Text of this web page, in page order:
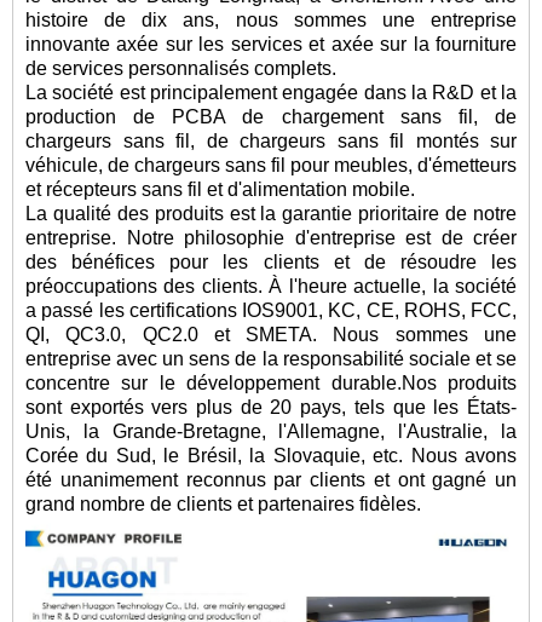
histoire de dix ans, nous sommes une entreprise
innovante axée sur les services et axée sur la fourniture
de services personnalisés complets.
La société est principalement engagée dans la R&D et la
production de PCBA de chargement sans fil, de
chargeurs sans fil, de chargeurs sans fil montés sur
véhicule, de chargeurs sans fil pour meubles, d'émetteurs
et récepteurs sans fil et d'alimentation mobile.
La qualité des produits est la garantie prioritaire de notre
entreprise. Notre philosophie d'entreprise est de créer
des bénéfices pour les clients et de résoudre les
préoccupations des clients. À l'heure actuelle, la société
a passé les certifications IOS9001, KC, CE, ROHS, FCC,
QI, QC3.0, QC2.0 et SMETA. Nous sommes une
entreprise avec un sens de la responsabilité sociale et se
concentre sur le développement durable.Nos produits
sont exportés vers plus de 20 pays, tels que les États-
Unis, la Grande-Bretagne, l'Allemagne, l'Australie, la
Corée du Sud, le Brésil, la Slovaquie, etc. Nous avons
été unanimement reconnus par clients et ont gagné un
grand nombre de clients et partenaires fidèles.